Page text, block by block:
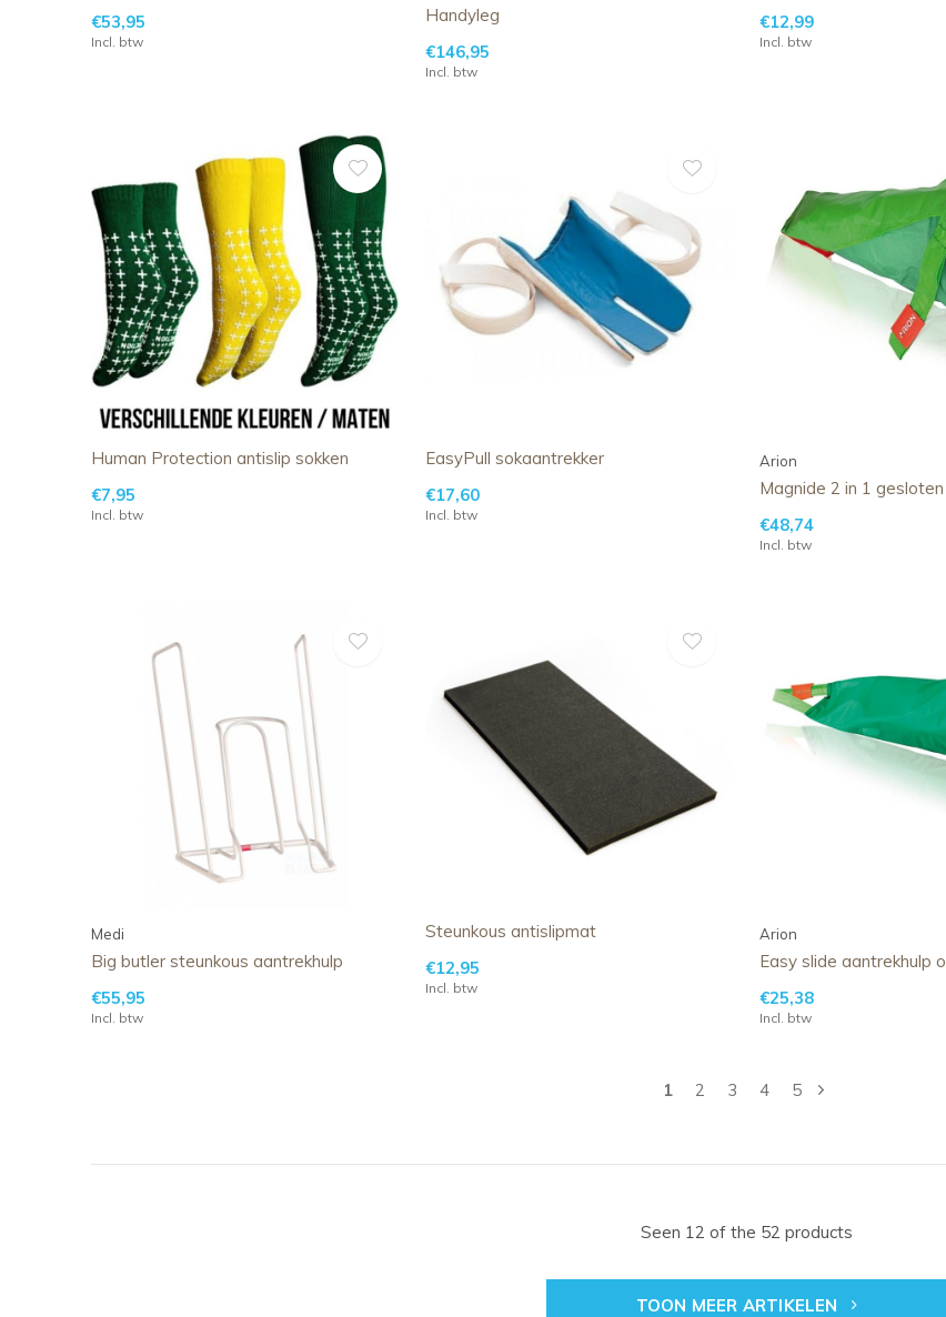
€53,95
Incl. btw
Handyleg
€146,95
Incl. btw
€12,99
Incl. btw
Human Protection antislip sokken
€7,95
Incl. btw
EasyPull sokaantrekker
€17,60
Incl. btw
Arion
Magnide 2 in 1
€48,74
Incl. btw
Medi
Big butler steunkous aantrekhulp
€55,95
Incl. btw
Steunkous antislipmat
€12,95
Incl. btw
Arion
Easy slide aantrekhulp
€25,38
Incl. btw
1 2 3 4 5
Seen 12 of the 52 products
TOON MEER ARTIKELEN